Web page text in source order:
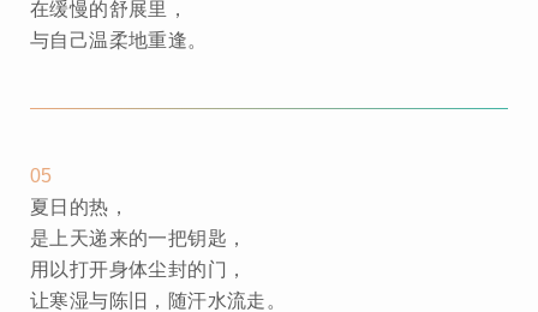
在缓慢的舒展里，
与自己温柔地重逢。
05
夏日的热，
是上天递来的一把钥匙，
用以打开身体尘封的门，
让寒湿与陈旧，随汗水流走。